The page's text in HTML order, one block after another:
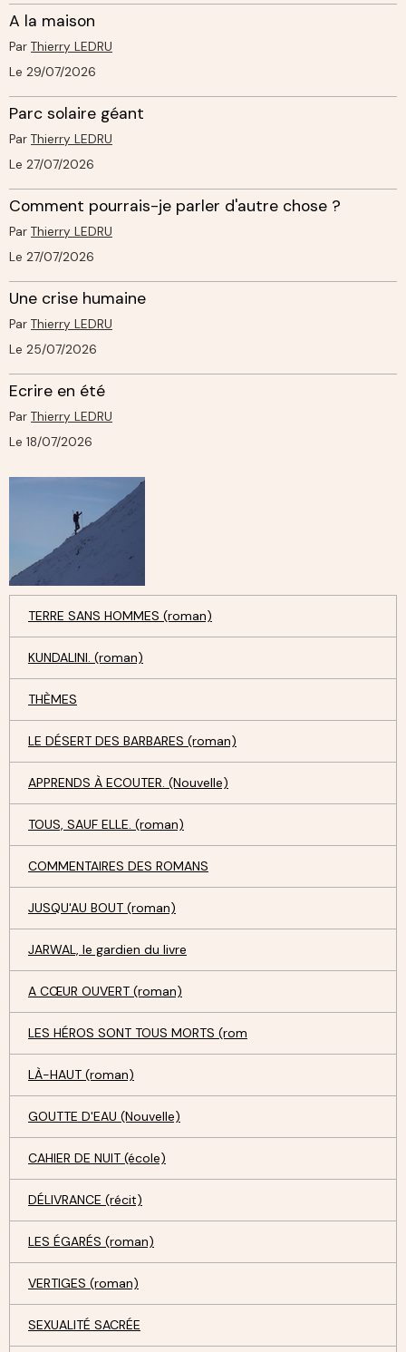
A la maison
Par Thierry LEDRU
Le 29/07/2026
Parc solaire géant
Par Thierry LEDRU
Le 27/07/2026
Comment pourrais-je parler d'autre chose ?
Par Thierry LEDRU
Le 27/07/2026
Une crise humaine
Par Thierry LEDRU
Le 25/07/2026
Ecrire en été
Par Thierry LEDRU
Le 18/07/2026
TERRE SANS HOMMES (roman)
KUNDALINI. (roman)
THÈMES
LE DÉSERT DES BARBARES (roman)
APPRENDS À ECOUTER. (Nouvelle)
TOUS, SAUF ELLE. (roman)
COMMENTAIRES DES ROMANS
JUSQU'AU BOUT (roman)
JARWAL, le gardien du livre
A CŒUR OUVERT (roman)
LES HÉROS SONT TOUS MORTS (rom
LÀ-HAUT (roman)
GOUTTE D'EAU (Nouvelle)
CAHIER DE NUIT (école)
DÉLIVRANCE (récit)
LES ÉGARÉS (roman)
VERTIGES (roman)
SEXUALITÉ SACRÉE